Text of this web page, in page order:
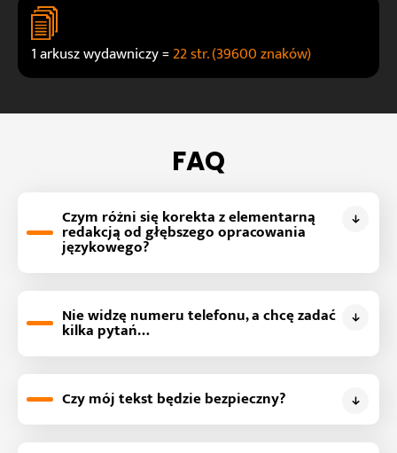
1 arkusz wydawniczy =22 str. (39600 znaków)
FAQ
Czym różni się korekta z elementarną
redakcją od głębszego opracowania
językowego?
Nie widzę numeru telefonu, a chcę zadać
kilka pytań…
Czy mój tekst będzie bezpieczny?